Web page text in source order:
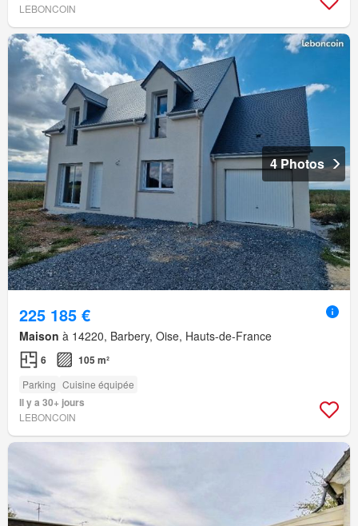
LEBONCOIN
4 Photos
225 185 €
Maison à 14220, Barbery, Oise, Hauts-de-France
6 105 m²
Parking Cuisine équipée
Il y a 30+ jours
LEBONCOIN